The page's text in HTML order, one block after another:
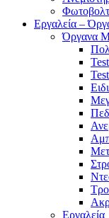
Εργαλεία –
Όργανα
Εργαλεία